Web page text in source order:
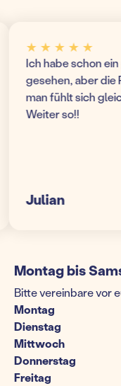
★ ★ ★
habe schon ein paar
aber die Praxis
fühlt sich gleich gut
so!!
Montag bis
Bitte vereinbare vor
Montag
Dienstag
Mittwoch
Donnerstag
Freitag